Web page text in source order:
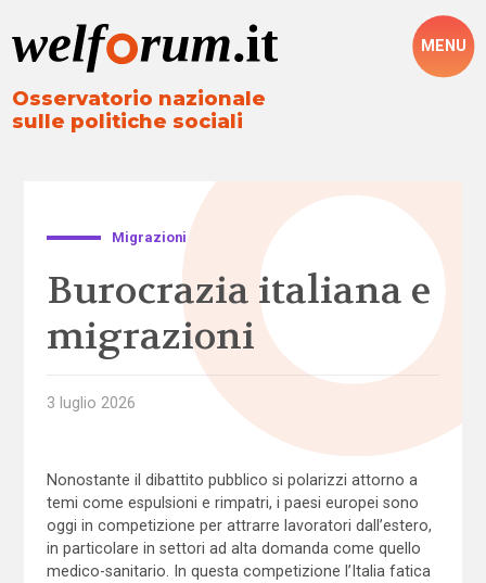
Osservatorio nazionale
sulle politiche sociali
MENU
Migrazioni
Burocrazia italiana e
migrazioni
3 luglio 2026
Nonostante il dibattito pubblico si polarizzi attorno a
temi come espulsioni e rimpatri, i paesi europei sono
oggi in competizione per attrarre lavoratori dall’estero,
in particolare in settori ad alta domanda come quello
medico-sanitario. In questa competizione l’Italia fatica